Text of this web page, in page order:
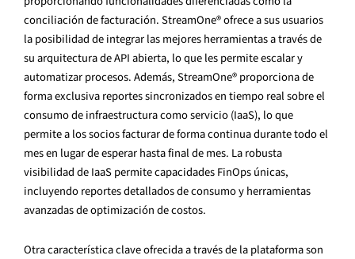
conciliación de facturación. StreamOne® ofrece a sus usuarios
la posibilidad de integrar las mejores herramientas a través de
su arquitectura de API abierta, lo que les permite escalar y
automatizar procesos. Además, StreamOne® proporciona de
forma exclusiva reportes sincronizados en tiempo real sobre el
consumo de infraestructura como servicio (IaaS), lo que
permite a los socios facturar de forma continua durante todo el
mes en lugar de esperar hasta final de mes. La robusta
visibilidad de IaaS permite capacidades FinOps únicas,
incluyendo reportes detallados de consumo y herramientas
avanzadas de optimización de costos.
Otra característica clave ofrecida a través de la plataforma son